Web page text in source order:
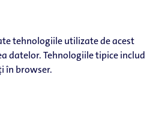
tehnologiile utilizate de acest
datelor. Tehnologiile tipice includ
în browser.